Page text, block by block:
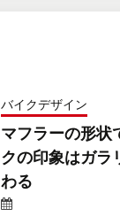
バイクデザイン
マフラーの形状
クの印象はガラ
わる